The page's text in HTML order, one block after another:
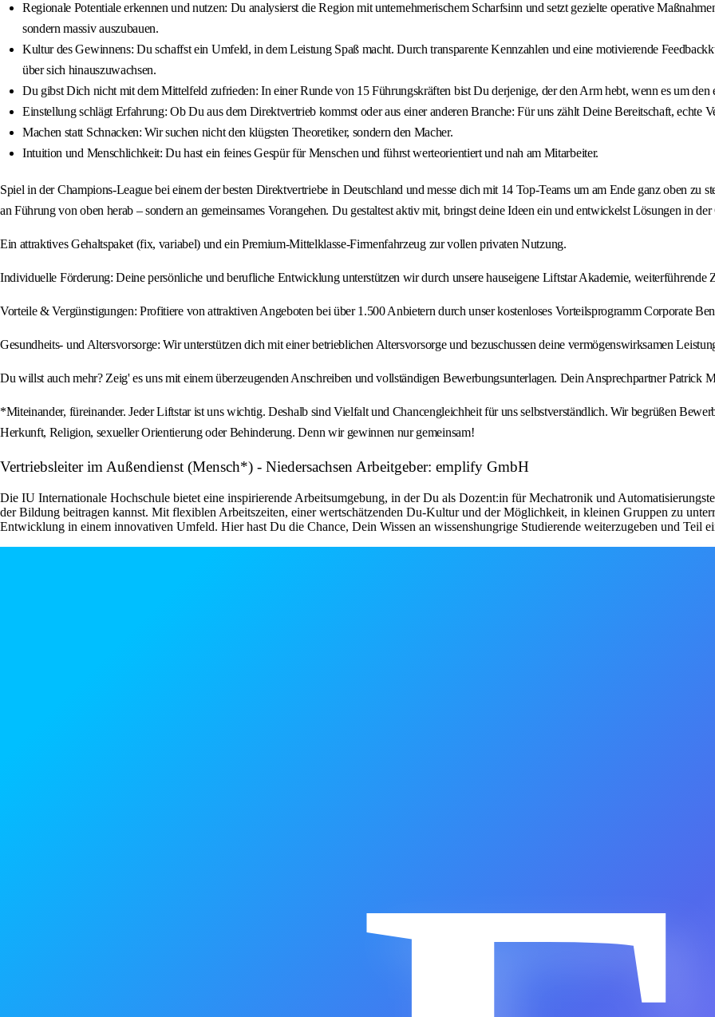
Regionale Potentiale erkennen und nutzen: Du analysierst die Region mit unternehmerischem Scharfsinn und setzt gezielte operative
sondern massiv auszubauen.
Kultur des Gewinnens: Du schaffst ein Umfeld, in dem Leistung Spaß macht. Durch transparente Kennzahlen und eine motivierende
über sich hinauszuwachsen.
Du gibst Dich nicht mit dem Mittelfeld zufrieden: In einer Runde von 15 Führungskräften bist Du derjenige, der den Arm hebt, wenn es um den
Einstellung schlägt Erfahrung: Ob Du aus dem Direktvertrieb kommst oder aus einer anderen Branche: Für uns zählt Deine Bereitschaft, echte
Machen statt Schnacken: Wir suchen nicht den klügsten Theoretiker, sondern den Macher.
Intuition und Menschlichkeit: Du hast ein feines Gespür für Menschen und führst werteorientiert und nah am Mitarbeiter.
Spiel in der Champions-League bei einem der besten Direktvertriebe in Deutschland und messe dich mit 14 Top-Teams um am Ende ganz oben zu
an Führung von oben herab – sondern an gemeinsames Vorangehen. Du gestaltest aktiv mit, bringst deine Ideen ein und entwickelst Lösungen in
Ein attraktives Gehaltspaket (fix, variabel) und ein Premium-Mittelklasse-Firmenfahrzeug zur vollen privaten Nutzung.
Individuelle Förderung: Deine persönliche und berufliche Entwicklung unterstützen wir durch unsere hauseigene Liftstar Akademie,
Vorteile & Vergünstigungen: Profitiere von attraktiven Angeboten bei über 1.500 Anbietern durch unser kostenloses Vorteilsprogramm Corporate
Gesundheits- und Altersvorsorge: Wir unterstützen dich mit einer betrieblichen Altersvorsorge und bezuschussen deine vermögenswirksamen
Du willst auch mehr? Zeig' es uns mit einem überzeugenden Anschreiben und vollständigen Bewerbungsunterlagen. Dein Ansprechpartner Patrick
*Miteinander, füreinander. Jeder Liftstar ist uns wichtig. Deshalb sind Vielfalt und Chancengleichheit für uns selbstverständlich. Wir begrüßen
Herkunft, Religion, sexueller Orientierung oder Behinderung. Denn wir gewinnen nur gemeinsam!
Vertriebsleiter im Außendienst (Mensch*) - Niedersachsen Arbeitgeber: emplify GmbH
Die IU Internationale Hochschule bietet eine inspirierende Arbeitsumgebung, in der Du als Dozent:in für Mechatronik und
der Bildung beitragen kannst. Mit flexiblen Arbeitszeiten, einer wertschätzenden Du-Kultur und der Möglichkeit, in kleinen Gruppen zu
Entwicklung in einem innovativen Umfeld. Hier hast Du die Chance, Dein Wissen an wissenshungrige Studierende weiterzugeben und Teil